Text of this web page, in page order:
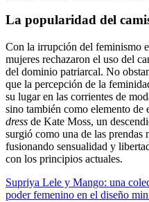
La popularidad del
Con la irrupción del feminismo
mujeres rechazaron el uso del
del dominio patriarcal. No
que la percepción de la
su lugar en las corrientes de
sino también como elemento de
dress de Kate Moss, un
surgió como una de las prendas
fusionando sensualidad y
con los principios actuales.
Supriya Lele y Mango: una
poder femenino en el diseño